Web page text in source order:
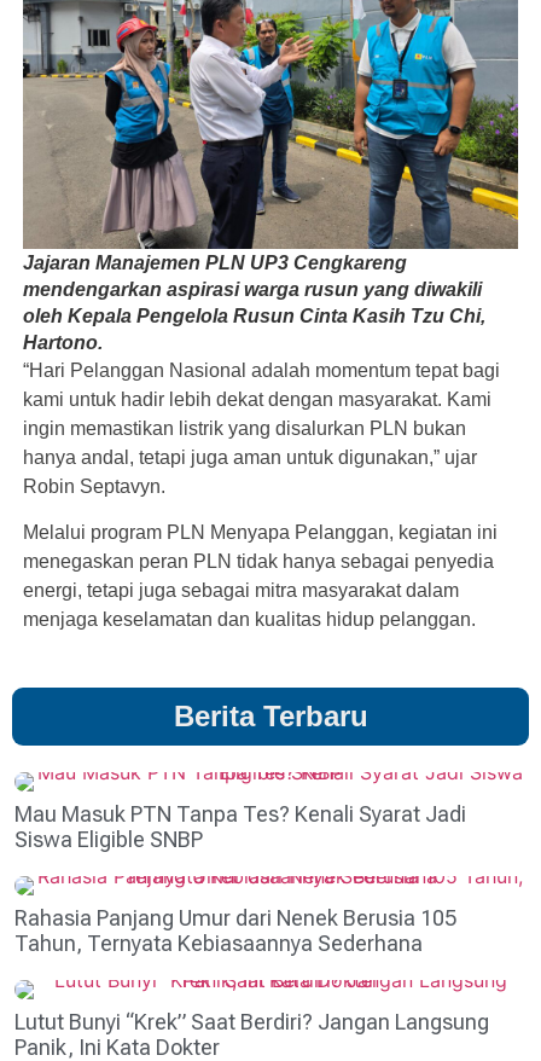
Jajaran Manajemen PLN UP3 Cengkareng
mendengarkan aspirasi warga rusun yang diwakili
oleh Kepala Pengelola Rusun Cinta Kasih Tzu Chi,
Hartono.
“Hari Pelanggan Nasional adalah momentum tepat bagi
kami untuk hadir lebih dekat dengan masyarakat. Kami
ingin memastikan listrik yang disalurkan PLN bukan
hanya andal, tetapi juga aman untuk digunakan,” ujar
Robin Septavyn.
Melalui program PLN Menyapa Pelanggan, kegiatan ini
menegaskan peran PLN tidak hanya sebagai penyedia
energi, tetapi juga sebagai mitra masyarakat dalam
menjaga keselamatan dan kualitas hidup pelanggan.
Berita Terbaru
Mau Masuk PTN Tanpa Tes? Kenali Syarat Jadi
Siswa Eligible SNBP
Rahasia Panjang Umur dari Nenek Berusia 105
Tahun, Ternyata Kebiasaannya Sederhana
Lutut Bunyi “Krek” Saat Berdiri? Jangan Langsung
Panik, Ini Kata Dokter